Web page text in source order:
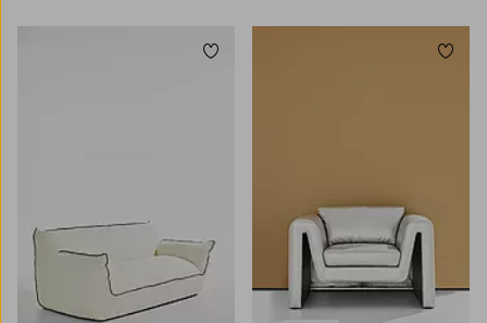
Lisää suosikkeihin Lisää